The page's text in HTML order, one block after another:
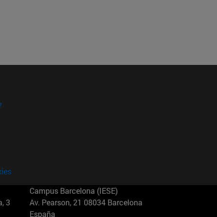
3
Campus Barcelona (IESE)
Av. Pearson, 21 08034 Barcelona
España